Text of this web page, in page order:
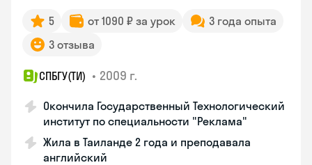
5 от 1090 ₽ за урок
3 года опыта
3 отзыва
СПБГУ(ТИ) • 2009 г.
Окончила Государственный Технологический
институт по специальности "Реклама"
Жила в Таиланде 2 года и преподавала
английский